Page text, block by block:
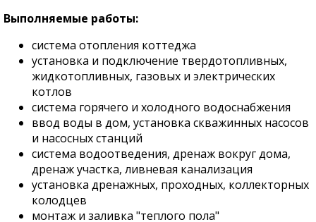
Выполняемые работы:
система отопления коттеджа
установка и подключение твердотопливных,
жидкотопливных, газовых и электрических
котлов
система горячего и холодного водоснабжения
ввод воды в дом, установка скважинных насосов
и насосных станций
система водоотведения, дренаж вокруг дома,
дренаж участка, ливневая канализация
установка дренажных, проходных, коллекторных
колодцев
монтаж и заливка "теплого пола"